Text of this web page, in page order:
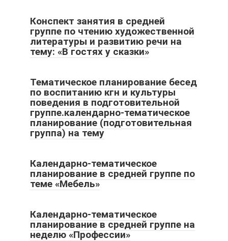
Конспект занятия в средней
группе по чтению художественной
литературы и развитию речи на
тему: «В гостях у сказки»
Тематическое планирование бесед
по воспитанию кгн и культуры
поведения в подготовительной
группе.календарно-тематическое
планирование (подготовительная
группа) на тему
Календарно-тематическое
планирование в средней группе по
теме «Мебель»
Календарно-тематическое
планирование в средней группе на
неделю «Профессии»